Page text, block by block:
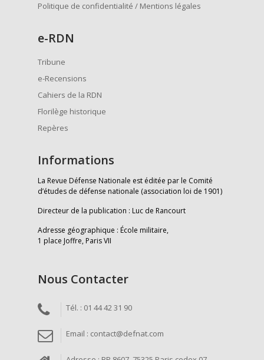
Politique de confidentialité / Mentions légales
e-RDN
Tribune
e-Recensions
Cahiers de la RDN
Florilège historique
Repères
Informations
La Revue Défense Nationale est éditée par le Comité
d’études de défense nationale (association loi de 1901)
Directeur de la publication : Luc de Rancourt
Adresse géographique : École militaire,
1 place Joffre, Paris VII
Nous Contacter
Tél. : 01 44 42 31 90
Email : contact@defnat.com